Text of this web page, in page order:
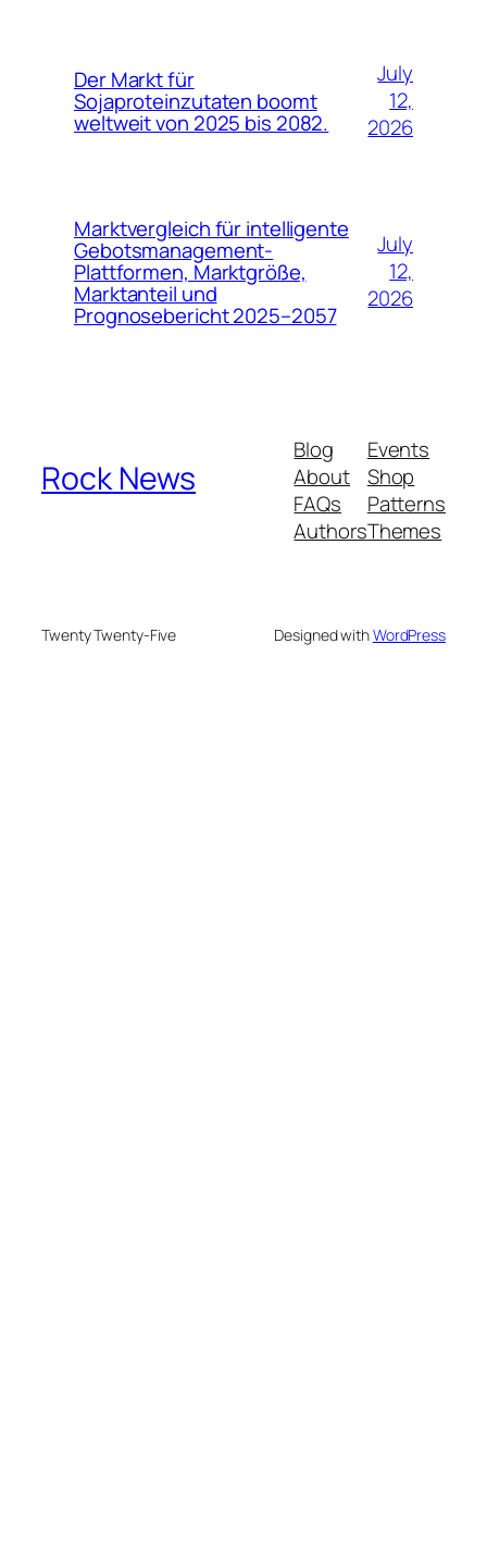
Der Markt für
Sojaproteinzutaten boomt
weltweit von 2025 bis 2082.
July
12,
2026
Marktvergleich für intelligente
Gebotsmanagement-
Plattformen, Marktgröße,
Marktanteil und
Prognosebericht 2025–2057
July
12,
2026
Rock News
Blog
About
FAQs
Authors
Events
Shop
Patterns
Themes
Twenty Twenty-Five Designed withWordPress